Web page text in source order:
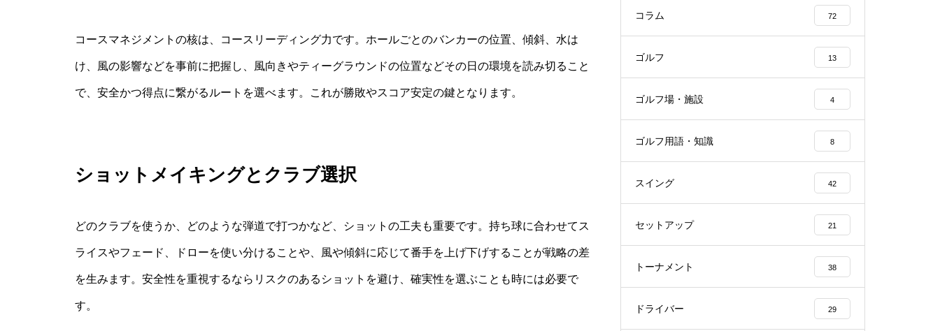
コースマネジメントの核は、コースリーディング力です。ホールごとのバンカーの位置、傾斜、水は
け、風の影響などを事前に把握し、風向きやティーグラウンドの位置などその日の環境を読み切ること
で、安全かつ得点に繋がるルートを選べます。これが勝敗やスコア安定の鍵となります。
ショットメイキングとクラブ選択
どのクラブを使うか、どのような弾道で打つかなど、ショットの工夫も重要です。持ち球に合わせてス
ライスやフェード、ドローを使い分けることや、風や傾斜に応じて番手を上げ下げすることが戦略の差
を生みます。安全性を重視するならリスクのあるショットを避け、確実性を選ぶことも時には必要で
す。
コラム 72
ゴルフ 13
ゴルフ場・施設 4
ゴルフ用語・知識 8
スイング 42
セットアップ 21
トーナメント 38
ドライバー 29